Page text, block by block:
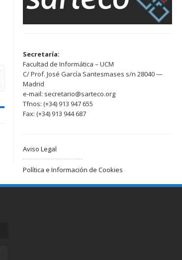
Secretaría:
Facultad de Informática – UCM
C/ Prof. José García Santesmases s/n 28040 —
Madrid
e-mail: secretario@sarteco.org
Tfnos: (+34) 913 947 655
Fax: (+34) 913 944 687
Aviso Legal
Política e Información de Cookies